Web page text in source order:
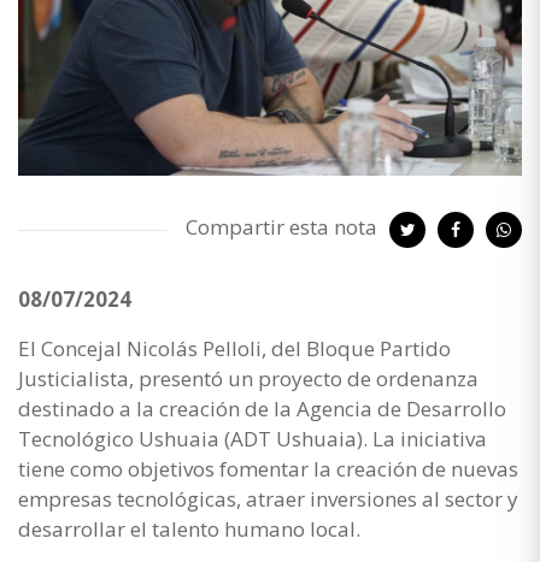
Compartir esta nota
08/07/2024
El Concejal Nicolás Pelloli, del Bloque Partido
Justicialista, presentó un proyecto de ordenanza
destinado a la creación de la Agencia de Desarrollo
Tecnológico Ushuaia (ADT Ushuaia). La iniciativa
tiene como objetivos fomentar la creación de nuevas
empresas tecnológicas, atraer inversiones al sector y
desarrollar el talento humano local.